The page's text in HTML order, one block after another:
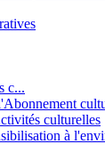
c...
culturelles
à